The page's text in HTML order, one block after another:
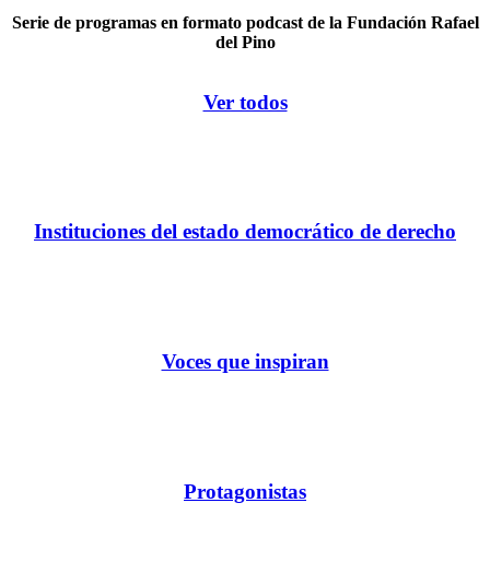
Serie de programas en formato podcast de la Fundación Rafael
del Pino
Ver todos
Instituciones del estado democrático de derecho
Voces que inspiran
Protagonistas